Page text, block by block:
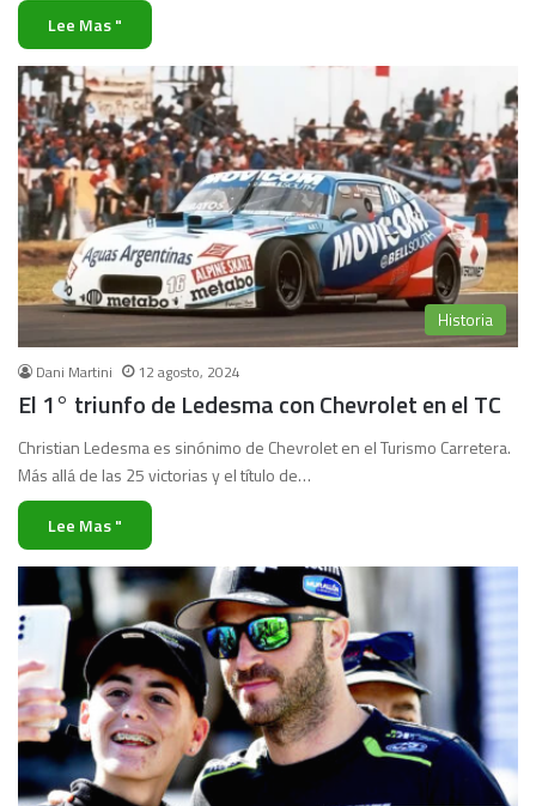
Lee Mas "
Historia
Dani Martini 12 agosto, 2024
El 1° triunfo de Ledesma con Chevrolet en el TC
Christian Ledesma es sinónimo de Chevrolet en el Turismo Carretera.
Más allá de las 25 victorias y el título de…
Lee Mas "